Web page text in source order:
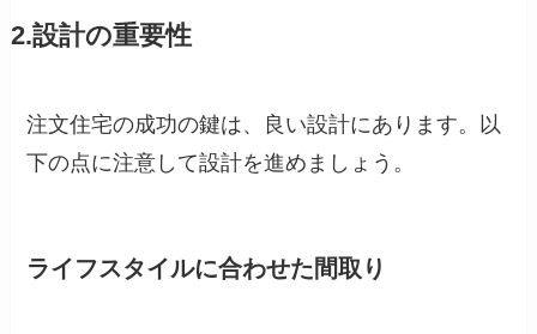
2.設計の重要性
注文住宅の成功の鍵は、良い設計にあります。以
下の点に注意して設計を進めましょう。
ライフスタイルに合わせた間取り